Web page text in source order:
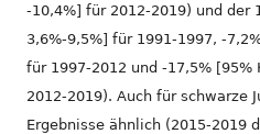
-10,4%] für 2012-2019) und der
3,6%-9,5%] für 1991-1997, -
für 1997-2012 und -17,5% [95%
2012-2019). Auch für schwarze
Ergebnisse ähnlich (2015-2019